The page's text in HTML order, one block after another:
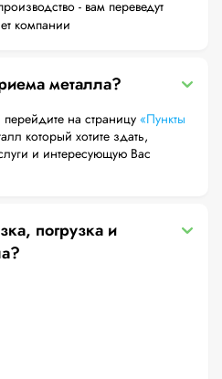
- вам переведут
компании
металла?
на страницу «Пункты
который хотите здать,
погрузка и